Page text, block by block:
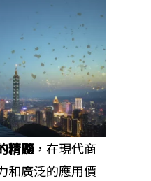
精髓，在現代商
和廣泛的應用價